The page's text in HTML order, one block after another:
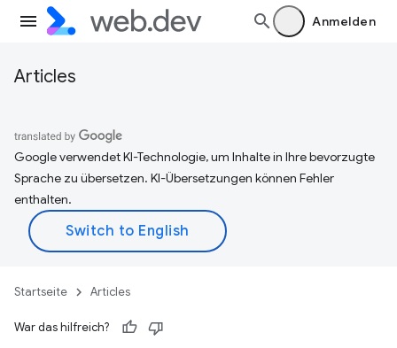
Anmelden
Articles
Google verwendet KI-Technologie, um Inhalte in Ihre bevorzugte
Sprache zu übersetzen. KI-Übersetzungen können Fehler
enthalten.
Startseite Articles
War das hilfreich?